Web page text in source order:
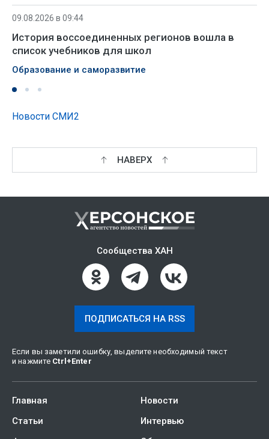
09.08.2026 в 09:44
История воссоединенных регионов вошла в
список учебников для школ
Образование и саморазвитие
Новости СМИ2
НАВЕРХ
Сообщества ХАН
ПОДПИСАТЬСЯ НА RSS
Если вы заметили ошибку, выделите необходимый текст
и нажмите Ctrl +Enter
Главная
Новости
Статьи
Интервью